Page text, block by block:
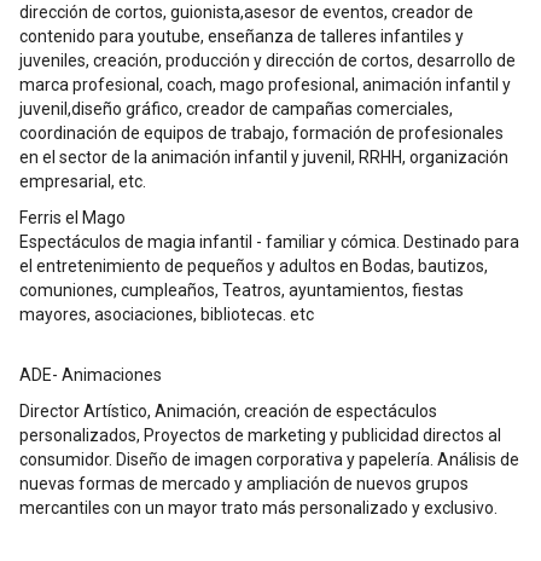
dirección de cortos, guionista,asesor de eventos, creador de
contenido para youtube, enseñanza de talleres infantiles y
juveniles, creación, producción y dirección de cortos, desarrollo de
marca profesional, coach, mago profesional, animación infantil y
juvenil,diseño gráfico, creador de campañas comerciales,
coordinación de equipos de trabajo, formación de profesionales
en el sector de la animación infantil y juvenil, RRHH, organización
empresarial, etc.
Ferris el Mago
Espectáculos de magia infantil - familiar y cómica. Destinado para
el entretenimiento de pequeños y adultos en Bodas, bautizos,
comuniones, cumpleaños, Teatros, ayuntamientos, fiestas
mayores, asociaciones, bibliotecas. etc
ADE- Animaciones
Director Artístico, Animación, creación de espectáculos
personalizados, Proyectos de marketing y publicidad directos al
consumidor. Diseño de imagen corporativa y papelería. Análisis de
nuevas formas de mercado y ampliación de nuevos grupos
mercantiles con un mayor trato más personalizado y exclusivo.